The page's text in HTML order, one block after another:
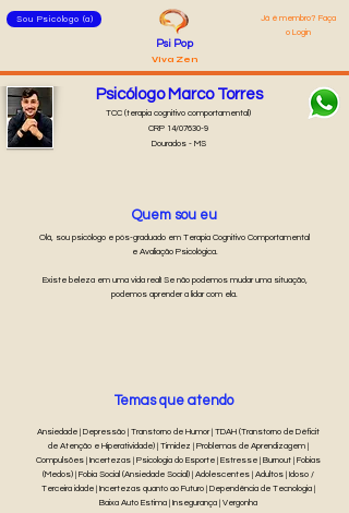
Sou Psicólogo (a)
Já é membro? Faça
o Login
Psi Pop
Viva Zen
Psicólogo Marco Torres
CRP 14/07630-9
Dourados - MS
TCC (terapia cognitivo comportamental)
Quem sou eu
Olá, sou psicólogo e pós-graduado em Terapia Cognitivo Comportamental
e Avaliação Psicológica.
Existe beleza em uma vida real! Se não podemos mudar uma situação,
podemos aprender a lidar com ela.
Ansiedade | Depressão | Transtorno de Humor | TDAH (Transtorno de Déficit
de Atenção e Hiperatividade) | Timidez | Problemas de Aprendizagem |
Compulsões | Incertezas | Psicologia do Esporte | Estresse | Burnout | Fobias
(Medos) | Fobia Social (Ansiedade Social) | Adolescentes | Adultos | Idoso /
Terceira idade | Incertezas quanto ao Futuro | Dependência de Tecnologia |
Baixa Auto Estima | Insegurança | Vergonha
Temas que atendo